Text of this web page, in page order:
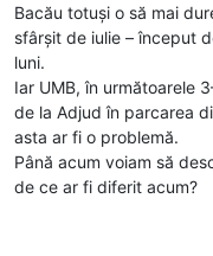
Bacău totuși o să mai
sfârșit de iulie – început
luni.
Iar UMB, în următoarele
de la Adjud în parcarea
asta ar fi o problemă.
Până acum voiam să
de ce ar fi diferit acum?